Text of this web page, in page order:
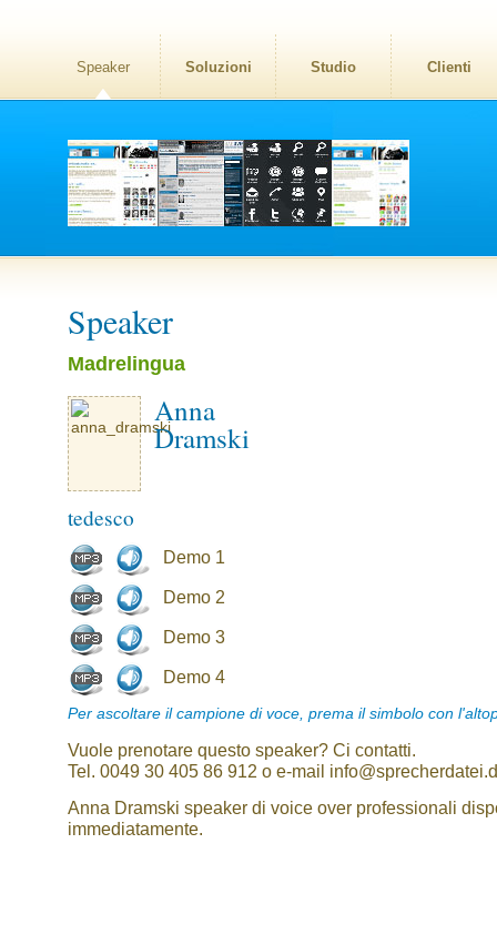
Speaker Soluzioni Studio Clienti
Speaker
Madrelingua
Anna
Dramski
tedesco
Demo 1
Demo 2
Demo 3
Demo 4
Per ascoltare il campione di voce, prema il simbolo con
Vuole prenotare questo speaker? Ci contatti.
Tel. 0049 30 405 86 912 o e-mail
Anna Dramski speaker di voice over professionali
immediatamente.